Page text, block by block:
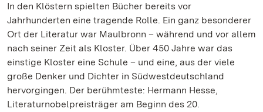
In den Klöstern spielten Bücher bereits vor
Jahrhunderten eine tragende Rolle. Ein ganz besonderer
Ort der Literatur war Maulbronn – während und vor allem
nach seiner Zeit als Kloster. Über 450 Jahre war das
einstige Kloster eine Schule – und eine, aus der viele
große Denker und Dichter in Südwestdeutschland
hervorgingen. Der berühmteste: Hermann Hesse,
Literaturnobelpreisträger am Beginn des 20.